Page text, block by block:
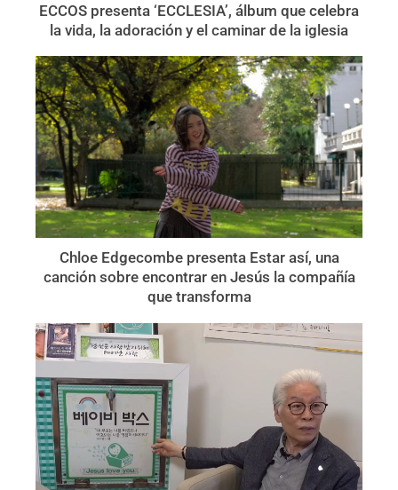
ECCOS presenta ‘ECCLESIA’, álbum que celebra
la vida, la adoración y el caminar de la iglesia
Chloe Edgecombe presenta Estar así, una
canción sobre encontrar en Jesús la compañía
que transforma